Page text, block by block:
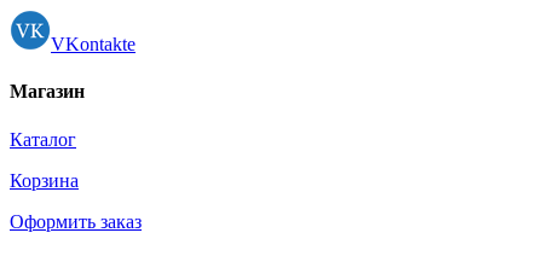
VKontakte
Магазин
Каталог
Корзина
Оформить заказ